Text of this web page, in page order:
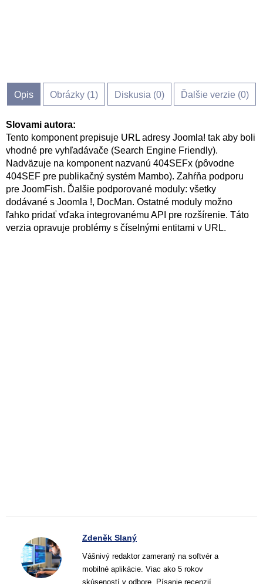
Opis Obrázky (1) Diskusia (0) Ďalšie verzie (0)
Slovami autora:
Tento komponent prepisuje URL adresy Joomla! tak aby boli
vhodné pre vyhľadávače (Search Engine Friendly).
Nadväzuje na komponent nazvanú 404SEFx (pôvodne
404SEF pre publikačný systém Mambo). Zahŕňa podporu
pre JoomFish. Ďalšie podporované moduly: všetky
dodávané s Joomla !, DocMan. Ostatné moduly možno
ľahko pridať vďaka integrovanému API pre rozšírenie. Táto
verzia opravuje problémy s číselnými entitami v URL.
Zdeněk Slaný
Vášnivý redaktor zameraný na softvér a
mobilné aplikácie. Viac ako 5 rokov
skúseností v odbore. Písanie recenzií,